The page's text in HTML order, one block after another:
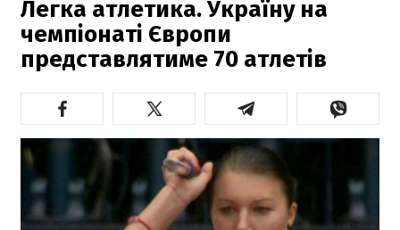
Легка атлетика. Україну на
чемпіонаті Європи
представлятиме 70 атлетів